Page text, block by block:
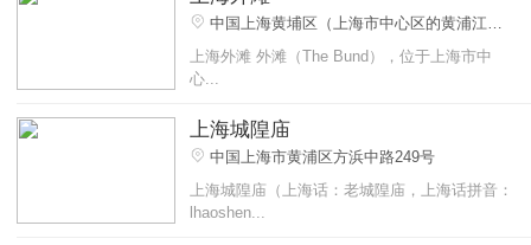
中国上海黄埔区（上海市中心区的黄浦江
畔）
上海外滩 外滩（The Bund），位于上海市中
心...
上海城隍庙
中国上海市黄浦区方浜中路249号
上海城隍庙（上海话：老城隍庙，上海话拼音：
lhaoshen...